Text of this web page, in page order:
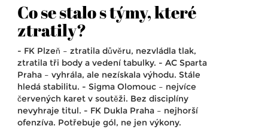
Co se stalo s týmy, které
ztratily?
- FK Plzeň – ztratila důvěru, nezvládla tlak,
ztratila tři body a vedení tabulky. - AC Sparta
Praha – vyhrála, ale nezískala výhodu. Stále
hledá stabilitu. - Sigma Olomouc – nejvíce
červených karet v soutěži. Bez disciplíny
nevyhraje titul. - FK Dukla Praha – nejhorší
ofenzíva. Potřebuje gól, ne jen výkony.